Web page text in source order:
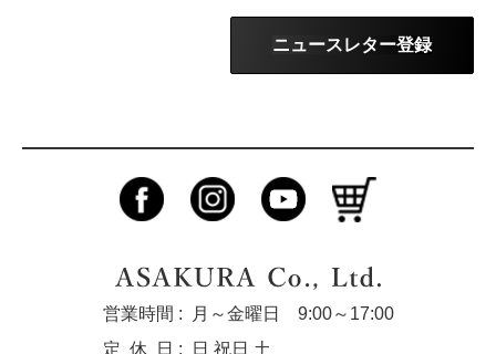
ニュースレター登録
営業時間 :
月～金曜日 9:00～17:00
定休
日 : 日 祝日 土